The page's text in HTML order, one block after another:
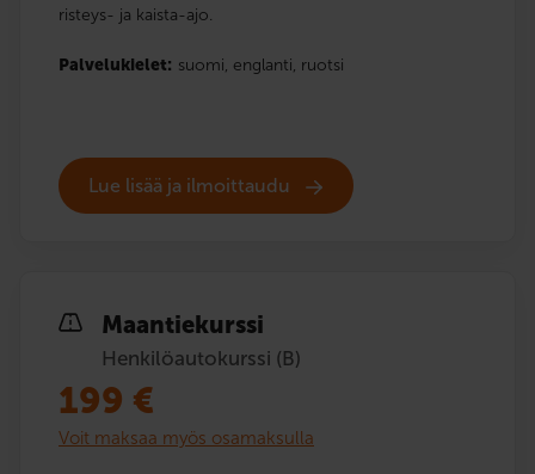
risteys- ja kaista-ajo.
Palvelukielet: suomi, englanti, ruotsi
Lue lisää ja ilmoittaudu
Maantiekurssi
Henkilöautokurssi (B)
199 €
Voit maksaa myös osamaksulla